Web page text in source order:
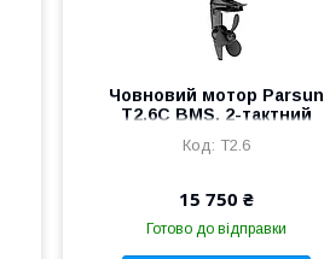
Човновий мотор Parsun
T2.6С BMS. 2-тактний
T2.6
15 750 ₴
Готово до відправки